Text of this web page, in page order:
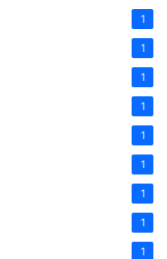
1
1
1
1
1
1
1
1
1